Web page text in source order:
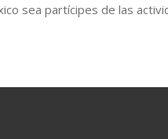
sea partícipes de las